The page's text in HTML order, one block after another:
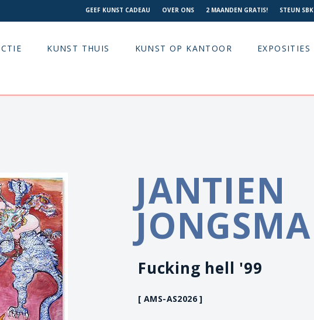
GEEF KUNST CADEAU OVER ONS 2 MAANDEN GRATIS! STEUN SBK
KUNST THUIS KUNST OP KANTOOR EXPOSITIES
JANTIEN
JONGSMA
Fucking hell '99
[ AMS-AS2026 ]